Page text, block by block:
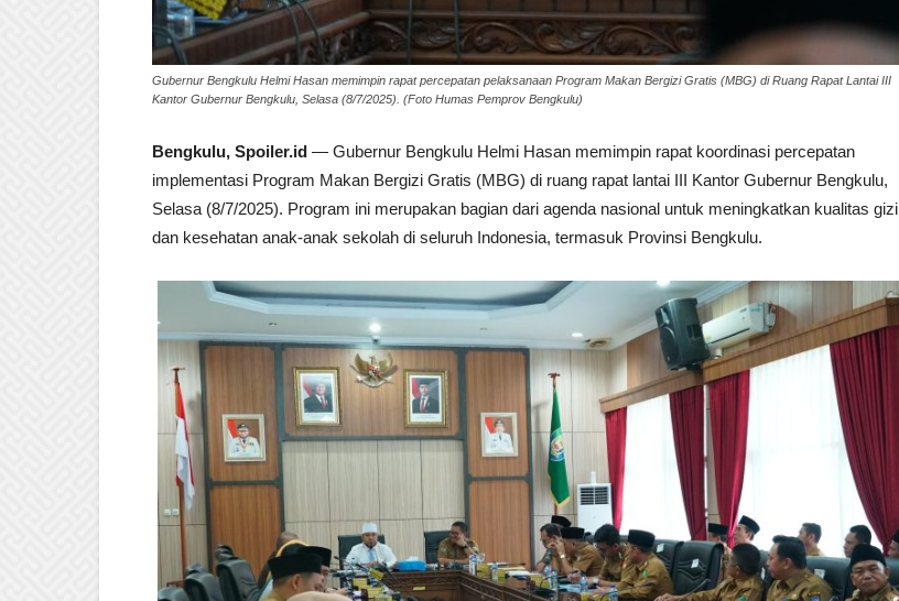
Gubernur Bengkulu Helmi Hasan memimpin rapat percepatan pelaksanaan Program Makan Bergizi Gratis (MBG) di Ruang Rapat Lantai III
Kantor Gubernur Bengkulu, Selasa (8/7/2025). (Foto Humas Pemprov Bengkulu)
Bengkulu, Spoiler.id — Gubernur Bengkulu Helmi Hasan memimpin rapat koordinasi percepatan
implementasi Program Makan Bergizi Gratis (MBG) di ruang rapat lantai III Kantor Gubernur Bengkulu,
Selasa (8/7/2025). Program ini merupakan bagian dari agenda nasional untuk meningkatkan kualitas gizi
dan kesehatan anak-anak sekolah di seluruh Indonesia, termasuk Provinsi Bengkulu.